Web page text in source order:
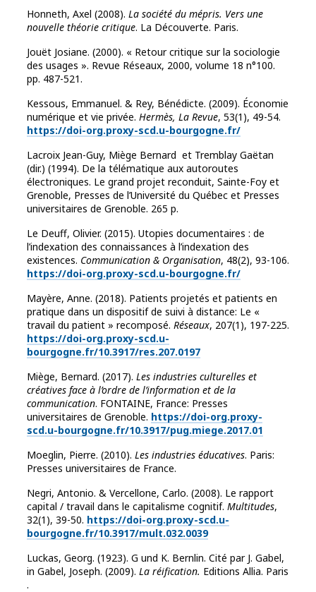
Honneth, Axel (2008). La société du mépris. Vers une
nouvelle théorie critique. La Découverte. Paris.
Jouët Josiane. (2000). « Retour critique sur la sociologie
des usages ». Revue Réseaux, 2000, volume 18 n°100.
pp. 487-521.
Kessous, Emmanuel. & Rey, Bénédicte. (2009). Économie
numérique et vie privée. Hermès, La Revue, 53(1), 49-54.
https://doi-org.proxy-scd.u-bourgogne.fr/
Lacroix Jean-Guy, Miège Bernard et Tremblay Gaëtan
(dir.) (1994). De la télématique aux autoroutes
électroniques. Le grand projet reconduit, Sainte-Foy et
Grenoble, Presses de l’Université du Québec et Presses
universitaires de Grenoble. 265 p.
Le Deuff, Olivier. (2015). Utopies documentaires : de
l’indexation des connaissances à l’indexation des
existences. Communication & Organisation, 48(2), 93-106.
https://doi-org.proxy-scd.u-bourgogne.fr/
Mayère, Anne. (2018). Patients projetés et patients en
pratique dans un dispositif de suivi à distance: Le «
travail du patient » recomposé. Réseaux, 207(1), 197-225.
https://doi-org.proxy-scd.u-
bourgogne.fr/10.3917/res.207.0197
Miège, Bernard. (2017). Les industries culturelles et
créatives face à l’ordre de l’information et de la
communication. FONTAINE, France: Presses
universitaires de Grenoble. https://doi-org.proxy-
scd.u-bourgogne.fr/10.3917/pug.miege.2017.01
Moeglin, Pierre. (2010). Les industries éducatives. Paris:
Presses universitaires de France.
Negri, Antonio. & Vercellone, Carlo. (2008). Le rapport
capital / travail dans le capitalisme cognitif. Multitudes,
32(1), 39-50. https://doi-org.proxy-scd.u-
bourgogne.fr/10.3917/mult.032.0039
Luckas, Georg. (1923). G und K. Bernlin. Cité par J. Gabel,
in Gabel, Joseph. (2009). La réification. Editions Allia. Paris
.